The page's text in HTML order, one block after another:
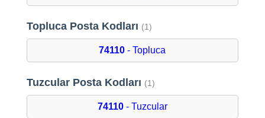
Topluca Posta Kodları (1)
74110 - Topluca
Tuzcular Posta Kodları (1)
74110- Tuzcular